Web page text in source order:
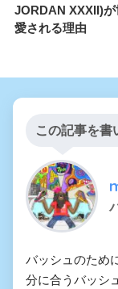
JORDAN XXXII)
愛される理由
この記事を書
バッシュのため
分に合うバッシ